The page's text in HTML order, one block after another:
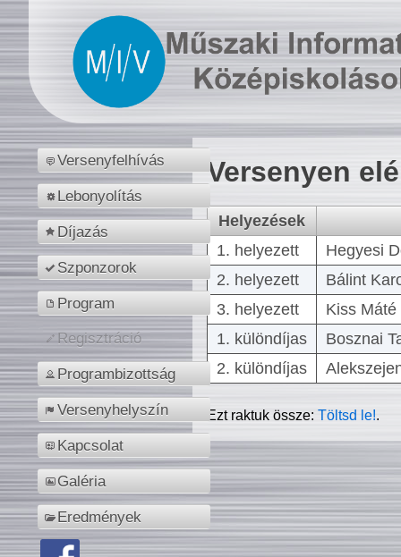
Versenyfelhívás
Lebonyolítás
Díjazás
Szponzorok
Program
Regisztráció
Programbizottság
Versenyhelyszín
Kapcsolat
Galéria
Eredmények
Versenyen
Helyezések
1. helyezett
Hegyesi
2. helyezett
Bálint
3. helyezett
Kiss
1. különdíjas
Bosznai
2. különdíjas
Ezt raktuk össze:Töltsd le!.